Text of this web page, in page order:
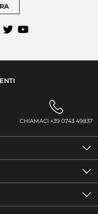
CHIAMACI +39 0743 49837